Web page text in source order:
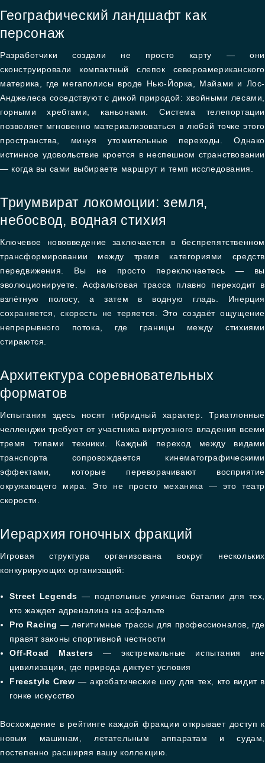
Географический ландшафт как
персонаж
Разработчики создали не просто карту — они
сконструировали компактный слепок североамериканского
материка, где мегаполисы вроде Нью-Йорка, Майами и Лос-
Анджелеса соседствуют с дикой природой: хвойными лесами,
горными хребтами, каньонами. Система телепортации
позволяет мгновенно материализоваться в любой точке этого
пространства, минуя утомительные переходы. Однако
истинное удовольствие кроется в неспешном странствовании
— когда вы сами выбираете маршрут и темп исследования.
Триумвират локомоции: земля,
небосвод, водная стихия
Ключевое нововведение заключается в беспрепятственном
трансформировании между тремя категориями средств
передвижения. Вы не просто переключаетесь — вы
эволюционируете. Асфальтовая трасса плавно переходит в
взлётную полосу, а затем в водную гладь. Инерция
сохраняется, скорость не теряется. Это создаёт ощущение
непрерывного потока, где границы между стихиями
стираются.
Архитектура соревновательных
форматов
Испытания здесь носят гибридный характер. Триатлонные
челленджи требуют от участника виртуозного владения всеми
тремя типами техники. Каждый переход между видами
транспорта сопровождается кинематографическими
эффектами, которые переворачивают восприятие
окружающего мира. Это не просто механика — это театр
скорости.
Иерархия гоночных фракций
Игровая структура организована вокруг нескольких
конкурирующих организаций:
Street Legends — подпольные уличные баталии для тех,
кто жаждет адреналина на асфальте
Pro Racing — легитимные трассы для профессионалов, где
правят законы спортивной честности
Off-Road Masters — экстремальные испытания вне
цивилизации, где природа диктует условия
Freestyle Crew — акробатические шоу для тех, кто видит в
гонке искусство
Восхождение в рейтинге каждой фракции открывает доступ к
новым машинам, летательным аппаратам и судам,
постепенно расширяя вашу коллекцию.